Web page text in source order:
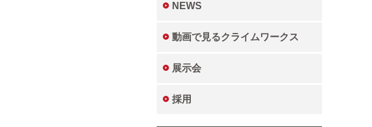
NEWS
動画で見るクライムワークス
展示会
採用